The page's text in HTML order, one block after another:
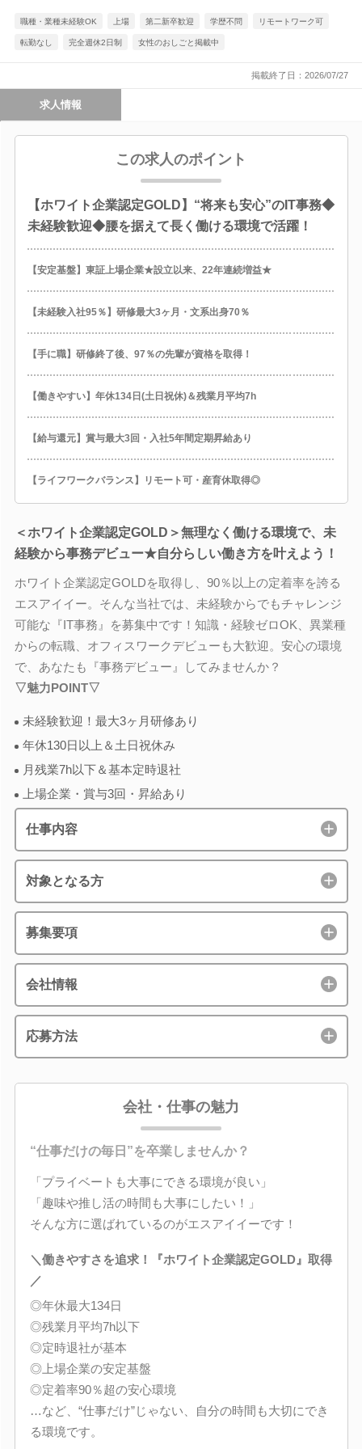
職種・業種未経験OK 上場 第二新卒歓迎 学歴不問 リモートワーク可
転勤なし 完全週休2日制 女性のおしごと掲載中
掲載終了日：2026/07/27
求人情報
この求人のポイント
【ホワイト企業認定GOLD】“将来も安心”のIT事務◆
未経験歓迎◆腰を据えて長く働ける環境で活躍！
【安定基盤】東証上場企業★設立以来、22年連続増益★
【未経験入社95％】研修最大3ヶ月・文系出身70％
【手に職】研修終了後、97％の先輩が資格を取得！
【働きやすい】年休134日(土日祝休)＆残業月平均7h
【給与還元】賞与最大3回・入社5年間定期昇給あり
【ライフワークバランス】リモート可・産育休取得◎
＜ホワイト企業認定GOLD＞無理なく働ける環境で、未
経験から事務デビュー★自分らしい働き方を叶えよう！
ホワイト企業認定GOLDを取得し、90％以上の定着率を誇る
エスアイイー。そんな当社では、未経験からでもチャレンジ
可能な『IT事務』を募集中です！知識・経験ゼロOK、異業種
からの転職、オフィスワークデビューも大歓迎。安心の環境
で、あなたも『事務デビュー』してみませんか？
▽魅力POINT▽
未経験歓迎！最大3ヶ月研修あり
年休130日以上＆土日祝休み
月残業7h以下＆基本定時退社
上場企業・賞与3回・昇給あり
仕事内容
対象となる方
募集要項
会社情報
応募方法
会社・仕事の魅力
“仕事だけの毎日”を卒業しませんか？
「プライベートも大事にできる環境が良い」
「趣味や推し活の時間も大事にしたい！」
そんな方に選ばれているのがエスアイイーです！
＼働きやすさを追求！『ホワイト企業認定GOLD』取得
／
◎年休最大134日
◎残業月平均7h以下
◎定時退社が基本
◎上場企業の安定基盤
◎定着率90％超の安心環境
…など、“仕事だけ”じゃない、自分の時間も大切にでき
る環境です。